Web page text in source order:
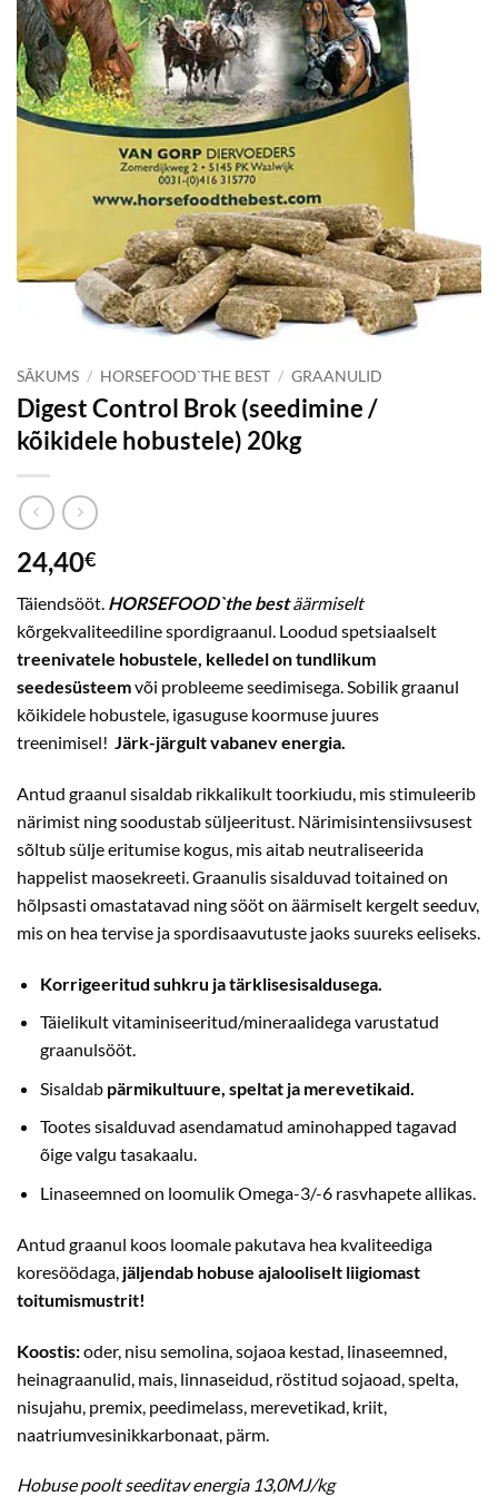
SĀKUMS / HORSEFOOD`THE BEST / GRAANULID
Digest Control Brok (seedimine /
kõikidele hobustele) 20kg
24,40€
Täiendsööt. HORSEFOOD`the bestäärmiselt
kõrgekvaliteediline spordigraanul. Loodud spetsiaalselt
treenivatele hobustele, kelledel on tundlikum
seedesüsteemvõi probleeme seedimisega. Sobilik graanul
kõikidele hobustele, igasuguse koormuse juures
treenimisel! Järk-järgult vabanev energia.
Antud graanul sisaldab rikkalikult toorkiudu, mis stimuleerib
närimist ning soodustab süljeeritust. Närimisintensiivsusest
sõltub sülje eritumise kogus, mis aitab neutraliseerida
happelist maosekreeti. Graanulis sisalduvad toitained on
hõlpsasti omastatavad ning sööt on äärmiselt kergelt seeduv,
mis on hea tervise ja spordisaavutuste jaoks suureks eeliseks.
Korrigeeritud suhkru ja tärklisesisaldusega.
Täielikult vitaminiseeritud/mineraalidega varustatud
graanulsööt.
Sisaldab pärmikultuure, speltat ja merevetikaid.
Tootes sisalduvad asendamatud aminohapped tagavad
õige valgu tasakaalu.
Linaseemned on loomulik Omega-3/-6 rasvhapete allikas.
Antud graanul koos loomale pakutava hea kvaliteediga
koresöödaga, jäljendab hobuse ajalooliselt liigiomast
toitumismustrit!
Koostis:oder, nisu semolina, sojaoa kestad, linaseemned,
heinagraanulid, mais, linnaseidud, röstitud sojaoad, spelta,
nisujahu, premix, peedimelass, merevetikad, kriit,
naatriumvesinikkarbonaat, pärm.
Hobuse poolt seeditav energia 13,0MJ/kg